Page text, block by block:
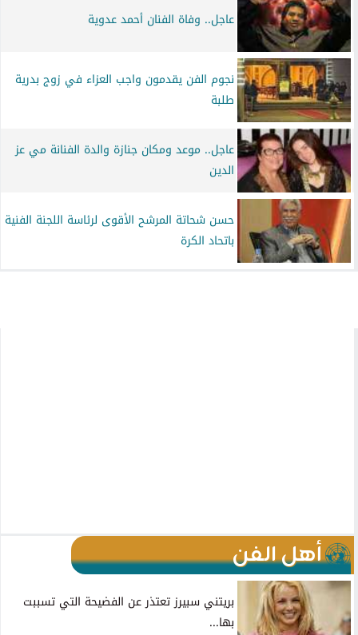
عاجل.. وفاة الفنان أحمد عدوية
نجوم الفن يقدمون واجب العزاء في زوج بدرية
طلبة
عاجل.. موعد ومكان جنازة والدة الفنانة مي عز
الدين
حسن شحاتة المرشح الأقوى لرئاسة اللجنة الفنية
باتحاد الكرة
أهل الفن
بريتني سبيرز تعتذر عن الفضيحة التي تسببت
بها...